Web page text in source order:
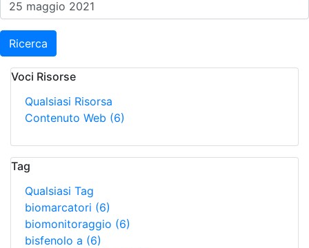
Ricerca
Voci Risorse
Qualsiasi Risorsa
Contenuto Web (6)
Tag
Qualsiasi Tag
biomarcatori (6)
biomonitoraggio (6)
bisfenolo a (6)